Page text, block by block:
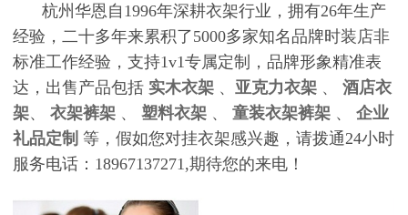
杭州华恩自1996年深耕衣架行业，拥有26年生产
经验，二十多年来累积了5000多家知名品牌时装店非
标准工作经验，支持1v1专属定制，品牌形象精准表
达，出售产品包括 实木衣架 、 亚克力衣架 、
酒店衣
架、 衣架裤架 、 塑料衣架 、 童装衣架裤架 、
企业
礼品定制 等，假如您对挂衣架感兴趣，请拨通24小时
服务电话：18967137271,期待您的来电！